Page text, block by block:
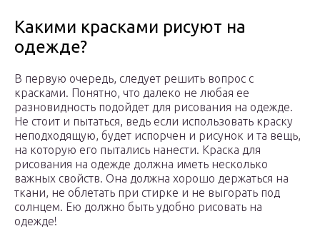
Какими красками рисуют на
одежде?
В первую очередь, следует решить вопрос с
красками. Понятно, что далеко не любая ее
разновидность подойдет для рисования на одежде.
Не стоит и пытаться, ведь если использовать краску
неподходящую, будет испорчен и рисунок и та вещь,
на которую его пытались нанести. Краска для
рисования на одежде должна иметь несколько
важных свойств. Она должна хорошо держаться на
ткани, не облетать при стирке и не выгорать под
солнцем. Ею должно быть удобно рисовать на
одежде!